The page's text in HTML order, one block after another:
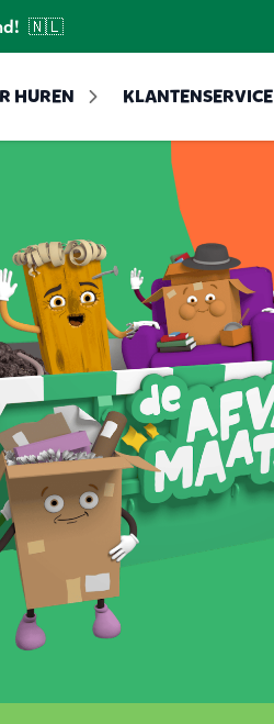
🇳🇱
HUREN KLANTENSERVICE